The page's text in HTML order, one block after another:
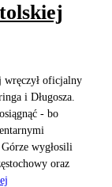
wręczył oficjalny
i Długosza.
- bo
wygłosili
oraz